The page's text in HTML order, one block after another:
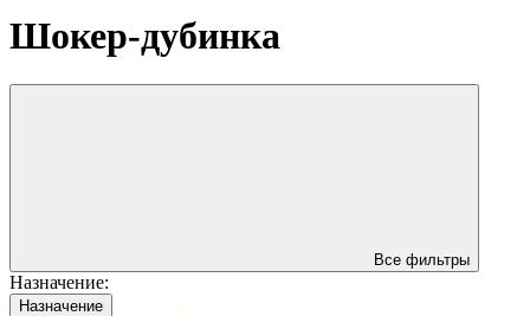
Шокер-дубинка
Все фильтры
Назначениe:
Назначениe